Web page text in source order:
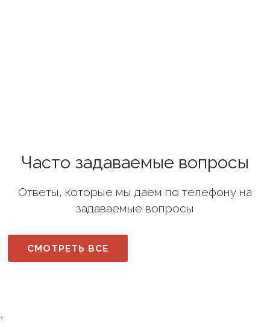
Часто задаваемые вопросы
Ответы, которые мы даем по телефону на
задаваемые вопросы
СМОТРЕТЬ ВСЕ
`